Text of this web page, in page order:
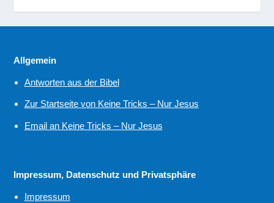
Allgemein
Antworten aus der Bibel
Zur Startseite von Keine Tricks – Nur Jesus
Email an Keine Tricks – Nur Jesus
Impressum, Datenschutz und Privatsphäre
Impressum